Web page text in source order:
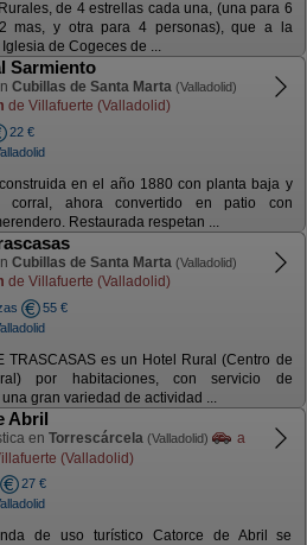
de 4 estrellas cada una, (una para 6
mas, y otra para 4 personas), que a la
de Cogeces de ...
Sarmiento
Cubillas de Santa Marta (Valladolid)
de Villafuerte (Valladolid)
22 €
en el año 1880 con planta baja y
corral, ahora convertido en patio con
Restaurada respetan ...
Cubillas de Santa Marta (Valladolid)
de Villafuerte (Valladolid)
55 €
TRASCASAS es un Hotel Rural (Centro de
por habitaciones, con servicio de
gran variedad de actividad ...
Abril
en Torrescárcela (Valladolid)
a
(Valladolid)
27 €
de uso turístico Catorce de Abril se